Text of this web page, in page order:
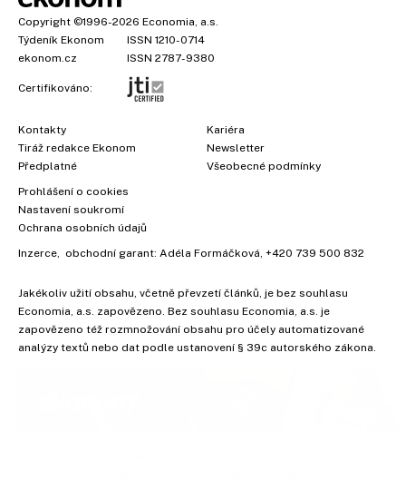
Copyright ©1996-2026 Economia, a.s.
Týdeník Ekonom
ISSN 1210-0714
ekonom.cz
ISSN 2787-9380
Certifikováno:
Kontakty
Tiráž redakce Ekonom
Předplatné
Kariéra
Newsletter
Všeobecné podmínky
Prohlášení o cookies
Nastavení soukromí
Ochrana osobních údajů
Inzerce , obchodní garant: Adéla Formáčková +420 739 500 832
Jakékoliv užití obsahu, včetně převzetí článků, je bez souhlasu
Economia, a.s. zapovězeno. Bez souhlasu Economia, a.s. je
zapovězeno též rozmnožování obsahu pro účely automatizované
analýzy textů nebo dat podle ustanovení § 39c autorského zákona.